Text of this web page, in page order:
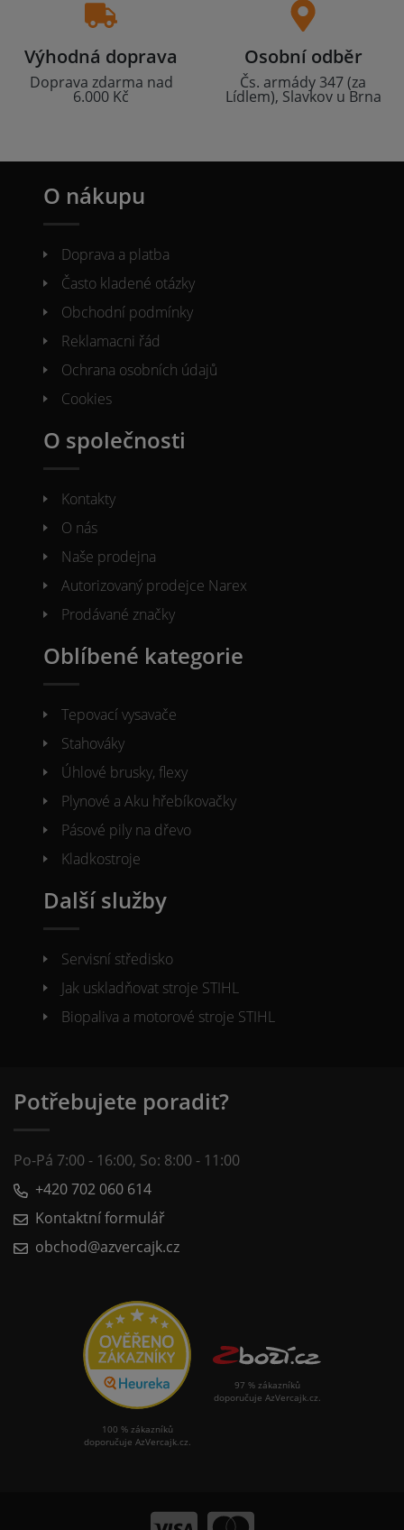
Výhodná doprava
Doprava zdarma nad
6.000 Kč
Osobní odběr
Čs. armády 347 (za
Lídlem), Slavkov u Brna
O nákupu
Doprava a platba
Často kladené otázky
Obchodní podmínky
Reklamacni řád
Ochrana osobních údajů
Cookies
O společnosti
Kontakty
O nás
Naše prodejna
Autorizovaný prodejce Narex
Prodávané značky
Oblíbené kategorie
Tepovací vysavače
Stahováky
Úhlové brusky, flexy
Plynové a Aku hřebíkovačky
Pásové pily na dřevo
Kladkostroje
Další služby
Servisní středisko
Jak uskladňovat stroje STIHL
Biopaliva a motorové stroje STIHL
Potřebujete poradit?
Po-Pá 7:00 - 16:00, So: 8:00 - 11:00
+420 702 060 614
Kontaktní formulář
obchod@azvercajk.cz
100 % zákazníků
doporučuje AzVercajk.cz.
97 % zákazníků
doporučuje AzVercajk.cz.